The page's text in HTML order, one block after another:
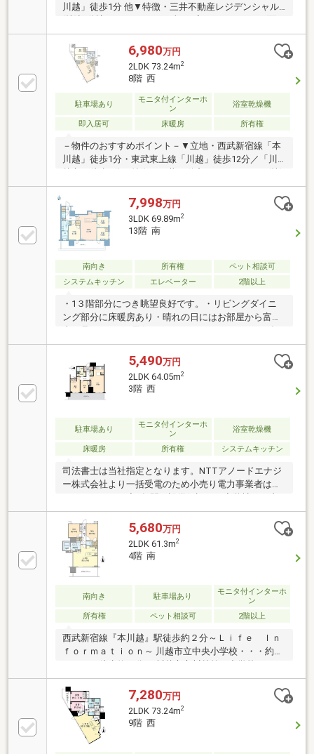
川越」徒歩1分 他▼特徴・三井不動産レジデンシャル
た間取り・リビングを見渡せる対面式キッチン(後方に
納戸有)・ペット飼育可能(規約制限有)・即お引渡し可
能(残金精算後)▼設備・床暖房(LD部分)・浴室乾燥
機・温水洗浄便座・宅配ボックス▼周辺環境・ベルク
川越東田町店 徒歩9分(約650m)・セブンイレブン本川
越駅東口店 徒歩1分(約80m)■ ご希望の住まい探しをお
手伝いします ━━━━━・・・物件の詳細・ご相談は
お気軽にお問い合わせください。
6,980万円
2LDK 73.24m2
8階 西
駐車場あり
モニタ付インターホ
ン
浴室乾燥機
即入居可 床暖房 所有権
－物件のおすすめポイント－▼立地・西武新宿線「本
川越」徒歩1分・東武東上線「川越」徒歩12分／「川
旧分譲・回遊性のあるアイランドキッチン、パントリ
ー有・手洗いカウンター付のトイレ・ペット飼育可能
(細則有／足洗い場有)・防犯面に配慮されたオートロ
ック付▼設備・床暖房(LD)・浴室乾燥機・宅配ボック
ス▼周辺環境・クレアモール 徒歩7分(約500m)・丸広
百貨店川越店 徒歩4分(約260m)■ ご希望の住まい探し
をお手伝いします ━━━━━・・・物件の詳細・ご相
談はお気軽にお問い合わせください。
7,998万円
3LDK 69.89m2
13階 南
南向き 所有権
ペット相談可
システムキッチン
エレベーター 2階以上
・1３階部分につき眺望良好です。・リビングダイニ
ング部分に床暖房あり・晴れの日にはお部屋から富士
洗器が付いており、お料理しやすい仕様となっており
ます。・廊下にクローゼット・クローク造作・南向き
バルコニーのため、陽当たり良好です。・構造：鉄筋
コンクリート造15階建て・築年数：令和元年10月・エ
レベーターあり (2基)・宅配ボックスがあります・ペ
8月下旬完了予定）・壁、天井クロス張替え（全
室）・フローリング上張り（全室）・ハウスクリーニ
5,490万円
2LDK 64.05m2
3階 西
駐車場あり
モニタ付インターホ
ン
浴室乾燥機
床暖房 所有権 システムキッチン
司法書士は当社指定となります。NTTアノードエナジ
ー株式会社より一括受電のため小売り電力事業者は変
接ご購入いただいたお客様には、指定設備の故障時に
修理費用を軽減する「あんしん保証」サービスをご用
意しております。※保証内容の制限・保証限度額の設
定あり◆設備トラブルの問い合わせを24時間受付対応
◆成約されたお客様には、突発的な設備トラブルに対
応する「駆けつけ」サービスを提供しております。24
時間365日コールセンター対応、30分以内の一次応急
処置を無料で実施。※対象期間・対象者・対象設備等
の諸条件あり
5,680万円
2LDK 61.3m2
4階 南
南向き 駐車場あり
モニタ付インターホ
ン
所有権
ペット相談可 2階以上
西武新宿線『本川越』駅徒歩約２分～Ｌｉｆｅ Ｉｎ
ｆｏｒｍａｔｉｏｎ～ 川越市立中央小学校・・・約４
約９４０ｍ（徒歩約１２分） 西武本川越ペペ・・・約
１２０ｍ（徒歩約２分） ファミリーマート本川越駅前
店・・・約６０ｍ（徒歩約１分） 丸広百貨店川越
店・・・約２５０ｍ（徒歩約４分）
7,280万円
2LDK 73.24m2
9階 西